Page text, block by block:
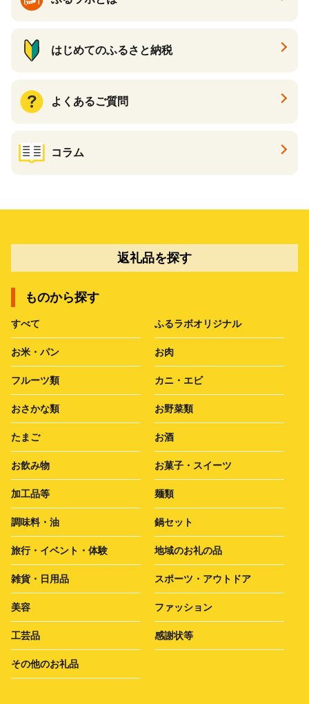
はじめてのふるさと納税
よくあるご質問
コラム
返礼品を探す
ものから探す
すべて ふるラボオリジナル
お米・パン お肉
フルーツ類 カニ・エビ
おさかな類 お野菜類
たまご お酒
お飲み物 お菓子・スイーツ
加工品等 麺類
調味料・油 鍋セット
旅行・イベント・体験 地域のお礼の品
雑貨・日用品 スポーツ・アウトドア
美容 ファッション
工芸品 感謝状等
その他のお礼品